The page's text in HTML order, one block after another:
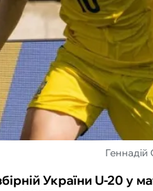
України U-20 у